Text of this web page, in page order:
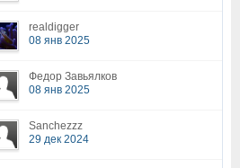
realdigger
08 янв 2025
Федор Завьялков
08 янв 2025
Sanchezzz
29 дек 2024